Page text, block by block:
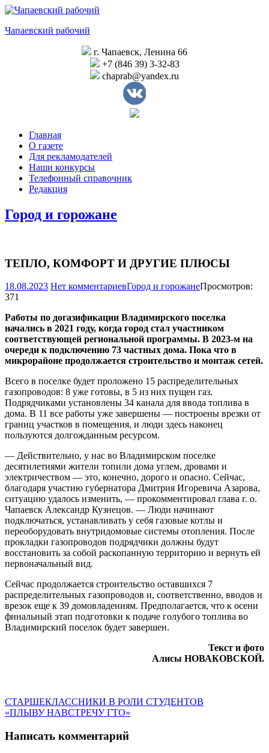
Перейти
содержимому
Чапаевский рабочий
г. Чапаевск, Ленина 66
+7 (846 39) 3-32-83
chaprab@yandex.ru
Главная
О газете
Для рекламодателей
Наши конкурсы
Телефонный справочник
Редакция
Город и горожане
ТЕПЛО, КОМФОРТ И ДРУГИЕ ПЛЮСЫ
18.08.2023 Нет комментариевГород и горожанеПросмотров:
371
Работы по догазификации Владимирского поселка
начались в 2021 году, когда город стал участником
соответствующей региональной программы. В 2023-м на
очереди к подключению 73 частных дома. Пока что в
микрорайоне продолжается строительство и монтаж сетей.
Всего в поселке будет проложено 15 распределительных
газопроводов: 8 уже готовы, в 5 из них пущен газ.
Подрядчиками установлены 34 канала для ввода топлива в
дома. В 11 все работы уже завершены — построены врезки от
границ участков в помещения, и люди здесь наконец
пользуются долгожданным ресурсом.
— Действительно, у нас во Владимирском поселке
десятилетиями жители топили дома углем, дровами и
электричеством — это, конечно, дорого и опасно. Сейчас,
благодаря участию губернатора Дмитрия Игоревича Азарова,
ситуацию удалось изменить, — прокомментировал глава г. о.
Чапаевск Александр Кузнецов. — Люди начинают
подключаться, устанавливать у себя газовые котлы и
переоборудовать внутридомовые системы отопления. После
прокладки газопроводов подрядчики должны будут
восстановить за собой раскопанную территорию и вернуть ей
первоначальный вид.
Сейчас продолжается строительство оставшихся 7
распределительных газопроводов и, соответственно, вводов и
врезок еще к 39 домовладениям. Предполагается, что к осени
финальный этап подготовки к подаче голубого топлива во
Владимирский поселок будет завершен.
Текст и фото
Алисы НОВАКОВСКОЙ.
Навигация
по
записям
Предыдущая
запись:
СТАРШЕКЛАССНИКИ В РОЛИ СТУДЕНТОВ
Следующая
«ПЛЫВУ НАВСТРЕЧУ ГТО»
Написать комментарий